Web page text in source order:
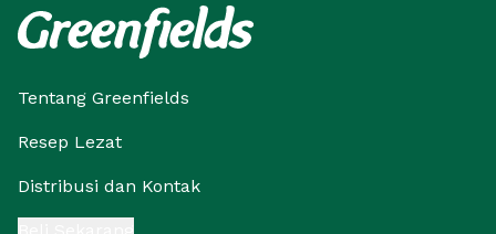
Tentang Greenfields
Resep Lezat
Distribusi dan Kontak